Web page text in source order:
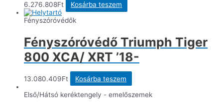
6.276.808Ft
Kosárba teszem
Fényszóróvédők
Fényszóróvédő Triumph Tiger
800 XCA/ XRT ’18-
13.080.409Ft
Kosárba teszem
Első/Hátsó keréktengely - emelőszemek